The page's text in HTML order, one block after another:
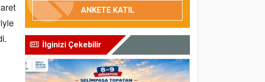
ANKETE KATIL
İlginizi Çekebilir